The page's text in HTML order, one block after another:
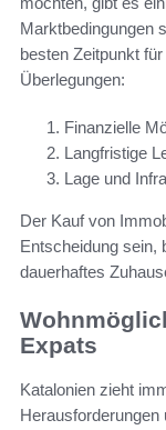
Marktbedingungen
besten Zeitpunkt
Überlegungen:
Finanzielle
Langfristige
Lage und
Der Kauf von
Entscheidung sein,
dauerhaftes
Expats
Katalonien zieht